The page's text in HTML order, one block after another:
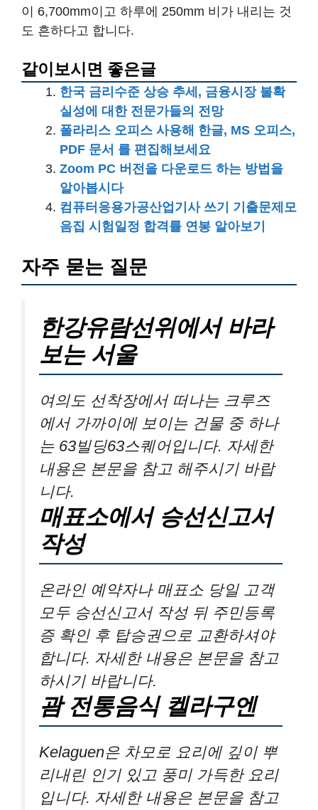
이 6,700mm이고 하루에 250mm 비가 내리는 것
도 흔하다고 합니다.
같이보시면 좋은글
한국 금리수준 상승 추세, 금융시장 불확
실성에 대한 전문가들의 전망
폴라리스 오피스 사용해 한글, MS 오피스,
PDF 문서 를 편집해보세요
Zoom PC 버전을 다운로드 하는 방법을
알아봅시다
컴퓨터응용가공산업기사 쓰기 기출문제모
음집 시험일정 합격률 연봉 알아보기
자주 묻는 질문
한강유람선위에서 바라
보는 서울
여의도 선착장에서 떠나는 크루즈
에서 가까이에 보이는 건물 중 하나
는 63빌딩63스퀘어입니다. 자세한
내용은 본문을 참고 해주시기 바랍
니다.
매표소에서 승선신고서
작성
온라인 예약자나 매표소 당일 고객
모두 승선신고서 작성 뒤 주민등록
증 확인 후 탑승권으로 교환하셔야
합니다. 자세한 내용은 본문을 참고
하시기 바랍니다.
괌 전통음식 켈라구엔
Kelaguen은 차모로 요리에 깊이 뿌
리내린 인기 있고 풍미 가득한 요리
입니다. 자세한 내용은 본문을 참고